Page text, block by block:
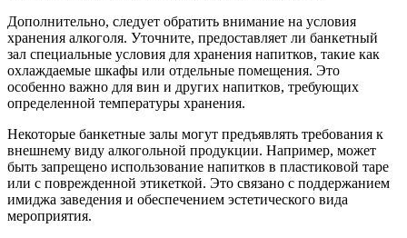
Дополнительно, следует обратить внимание на условия
хранения алкоголя. Уточните, предоставляет ли банкетный
зал специальные условия для хранения напитков, такие как
охлаждаемые шкафы или отдельные помещения. Это
особенно важно для вин и других напитков, требующих
определенной температуры хранения.
Некоторые банкетные залы могут предъявлять требования к
внешнему виду алкогольной продукции. Например, может
быть запрещено использование напитков в пластиковой таре
или с поврежденной этикеткой. Это связано с поддержанием
имиджа заведения и обеспечением эстетического вида
мероприятия.